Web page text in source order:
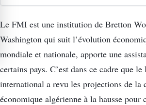
Le FMI est une institution de Bretton
Washington qui suit l’évolution
mondiale et nationale, apporte une
certains pays. C’est dans ce cadre que
international a revu les projections de la
économique algérienne à la hausse pour